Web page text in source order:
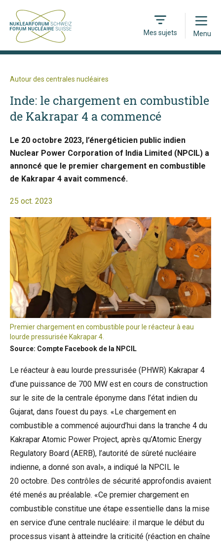
Mes sujets
Open
Menu
Autour des centrales nucléaires
Inde: le chargement en combustible
de Kakrapar 4 a commencé
Le 20 octobre 2023, l’énergéticien public indien
Nuclear Power Corporation of India Limited (NPCIL) a
annoncé que le premier chargement en combustible
de Kakrapar 4 avait commencé.
25 oct. 2023
Premier chargement en combustible pour le réacteur à eau
lourde pressurisée Kakrapar 4.
Source: Compte Facebook de la NPCIL
Le réacteur à eau lourde pressurisée (PHWR) Kakrapar 4
d’une puissance de 700 MW est en cours de construction
sur le site de la centrale éponyme dans l’état indien du
Gujarat, dans l’ouest du pays. «Le chargement en
combustible a commencé aujourd’hui dans la tranche 4 du
Kakrapar Atomic Power Project, après qu’Atomic Energy
Regulatory Board (AERB), l’autorité de sûreté nucléaire
indienne, a donné son aval», a indiqué la NPCIL le
20 octobre. Des contrôles de sécurité approfondis avaient
été menés au préalable. «Ce premier chargement en
combustible constitue une étape essentielle dans la mise
en service d’une centrale nucléaire: il marque le début du
processus visant à atteindre la criticité (réaction en chaîne